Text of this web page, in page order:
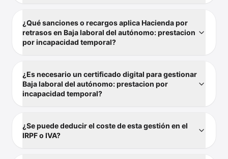
¿Qué sanciones o recargos aplica Hacienda por
retrasos en Baja laboral del autónomo: prestacion
por incapacidad temporal?
¿Es necesario un certificado digital para gestionar
Baja laboral del autónomo: prestacion por
incapacidad temporal?
¿Se puede deducir el coste de esta gestión en el
IRPF o IVA?